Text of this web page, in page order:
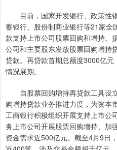
目前，国家开发银行、政策性
蓄银行、股份制商业银行等21家
款支持上市公司股票回购和增持。
公司和主要股东发放股票回购增持
贷款。再贷款首期总额度3000亿
情况展期。
自股票回购增持再贷款工具设
购增持贷款业务推进力度，为资本
工商银行积极组织开展支持上市公
务上市公司开展股票回购增持、加
资金需求近500亿元。截至4月9日